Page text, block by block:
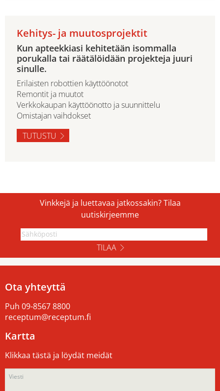
Kehitys- ja muutosprojektit
Kun apteekkiasi kehitetään isommalla
porukalla tai räätälöidään projekteja juuri
sinulle.
Erilaisten robottien käyttöönotot
Remontit ja muutot
Verkkokaupan käyttöönotto ja suunnittelu
Omistajan vaihdokset
TUTUSTU
Vinkkejä ja luettavaa jatkossakin? Tilaa
uutiskirjeemme
TILAA
Ota yhteyttä
Puh 09-8567 8800
receptum@receptum.fi
Kartta
Klikkaa tästä ja löydät meidät